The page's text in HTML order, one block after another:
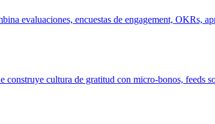
evaluaciones, encuestas de engagement, OKRs,
construye cultura de gratitud con micro-bonos, feeds